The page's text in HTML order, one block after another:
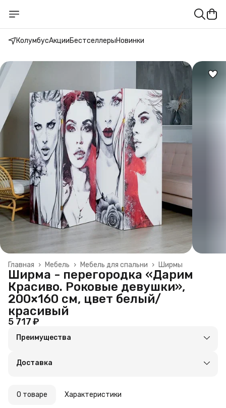
КолумбусАкцииБестселлерыНовинки
Ширмы
Мебель для спальни ›
Мебель ›
Главная ›
Ширма - перегородка «Дарим
Красиво. Роковые девушки»,
200×160 см, цвет белый/
красивый
5 717 ₽
Преимущества
Удобный возврат
Доставка
О товаре Характеристики